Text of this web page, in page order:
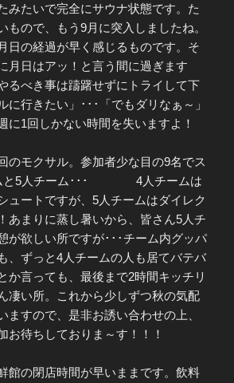
みたいで完全にサウナ状態です。た
もので、もう9月に突入しましたね。
日の経過が早く感じるものです。そ
月日はアッ！と言う間に過ぎます
るべき事は躊躇せずにトライして下
に行きたい」･･･「でもダリなぁ～」
に1回しかない時間を失いますよ！
のモクサル。参加者少な目の9名でス
ムと5人チーム･･･ 4人チームは
ュートですが、5人チームはダイレク
あまりに蒸し暑いから、皆さん5人チ
が欲しい所ですが･･･チーム内グッパ
、ずっと4人チームの人も居てバテバ
か言っても、最後まで2時間キッチリ
凄い所。これから少しずつ秋の気配
ますので、是非お誘い合わせの上、
お待ちしておりま～す！！！
館の閉店時間が早いままです。飲料